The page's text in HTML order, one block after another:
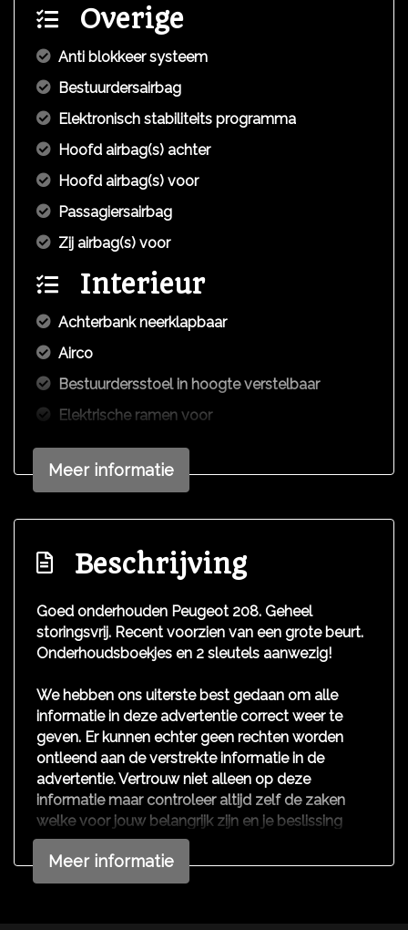
Overige
Anti blokkeer systeem
Bestuurdersairbag
Elektronisch stabiliteits programma
Hoofd airbag(s) achter
Hoofd airbag(s) voor
Passagiersairbag
Zij airbag(s) voor
Interieur
Achterbank neerklapbaar
Airco
Bestuurdersstoel in hoogte verstelbaar
Elektrische ramen voor
Stuur verstelbaar
Stuurbekrachtiging
Comfort
Boordcomputer
Meer informatie
Beschrijving
Goed onderhouden Peugeot 208. Geheel
storingsvrij. Recent voorzien van een grote beurt.
Onderhoudsboekjes en 2 sleutels aanwezig!
We hebben ons uiterste best gedaan om alle
informatie in deze advertentie correct weer te
geven. Er kunnen echter geen rechten worden
ontleend aan de verstrekte informatie in de
advertentie. Vertrouw niet alleen op deze
informatie maar controleer altijd zelf de zaken
welke voor jouw belangrijk zijn en je beslissing
zouden kunnen beïnvloeden. Neem contact op
met de verkoper voor aanvullende vragen.
Meer informatie